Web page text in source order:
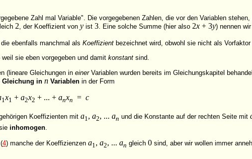
Zahl mal Variable". Die vorgegebenen Zahlen, die vor den Variablen stehen,
2, der Koeffizient von yist 3. Eine solche Summe (hier also 2x+ 3y) nennen
ebenfalls manchmal als Koeffizientbezeichnet wird, obwohl sie nicht als Vorfaktor
sie eben vorgegeben und damit konstantsind.
(lineare Gleichungen in einerVariablen wurden bereits im Gleichungskapitel
Gleichung in n Variablenin der Form
1x1 + a2x2 + ... + anxn = c
Koeffizienten mit a1, a2, ... an und die Konstante auf der rechten Seite mit
inhomogen.
4) manche der Koeffizienzen a1, a2, ... an gleich 0sind, aber wir wollen immer